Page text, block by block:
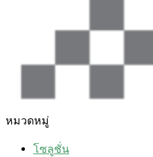
หมวดหมู่
โซลูชั่น